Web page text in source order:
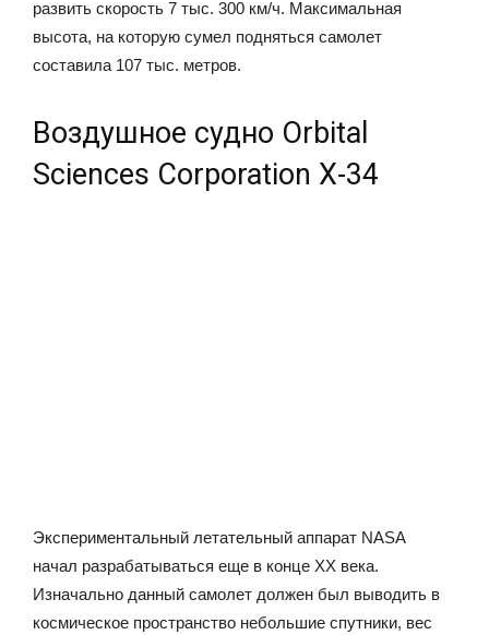
развить скорость 7 тыс. 300 км/ч. Максимальная
высота, на которую сумел подняться самолет
составила 107 тыс. метров.
Воздушное судно Orbital
Sciences Corporation Х-34
Экспериментальный летательный аппарат NASA
начал разрабатываться еще в конце ХХ века.
Изначально данный самолет должен был выводить в
космическое пространство небольшие спутники, вес